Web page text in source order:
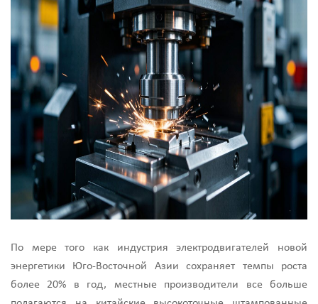
По мере того как индустрия электродвигателей новой
энергетики Юго-Восточной Азии сохраняет темпы роста
более 20% в год, местные производители все больше